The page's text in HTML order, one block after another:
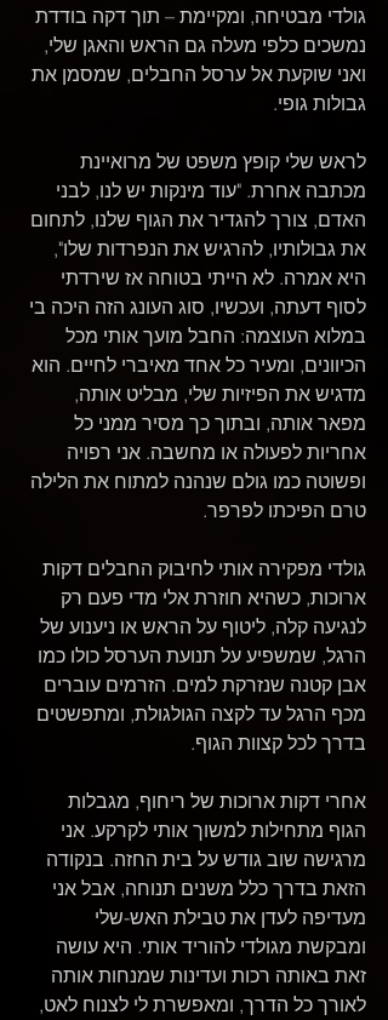
גולדי מבטיחה, ומקיימת – תוך דקה בודדת
נמשכים כלפי מעלה גם הראש והאגן שלי,
ואני שוקעת אל ערסל החבלים, שמסמן את
גבולות גופי.
לראש שלי קופץ משפט של מרואיינת
מכתבה אחרת. "עוד מינקות יש לנו, לבני
האדם, צורך להגדיר את הגוף שלנו, לתחום
את גבולותיו, להרגיש את הנפרדות שלו",
היא אמרה. לא הייתי בטוחה אז שירדתי
לסוף דעתה, ועכשיו, סוג העונג הזה היכה בי
במלוא העוצמה: החבל מועך אותי מכל
הכיוונים, ומעיר כל אחד מאיברי לחיים. הוא
מדגיש את הפיזיות שלי, מבליט אותה,
מפאר אותה, ובתוך כך מסיר ממני כל
אחריות לפעולה או מחשבה. אני רפויה
ופשוטה כמו גולם שנהנה למתוח את הלילה
טרם הפיכתו לפרפר.
גולדי מפקירה אותי לחיבוק החבלים דקות
ארוכות, כשהיא חוזרת אלי מדי פעם רק
לנגיעה קלה, ליטוף על הראש או ניענוע של
הרגל, שמשפיע על תנועת הערסל כולו כמו
אבן קטנה שנזרקת למים. הזרמים עוברים
מכף הרגל עד לקצה הגולגולת, ומתפשטים
בדרך לכל קצוות הגוף.
אחרי דקות ארוכות של ריחוף, מגבלות
הגוף מתחילות למשוך אותי לקרקע. אני
מרגישה שוב גודש על בית החזה. בנקודה
הזאת בדרך כלל משנים תנוחה, אבל אני
מעדיפה לעדן את טבילת האש-שלי
ומבקשת מגולדי להוריד אותי. היא עושה
זאת באותה רכות ועדינות שמנחות אותה
לאורך כל הדרך, ומאפשרת לי לצנוח לאט,